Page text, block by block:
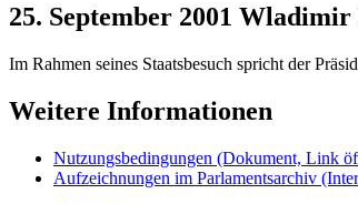
25. September 2001 Wladimir
Im Rahmen seines Staatsbesuch spricht der
Weitere Informationen
Nutzungsbedingungen (Dokument, Link
Aufzeichnungen im Parlamentsarchiv